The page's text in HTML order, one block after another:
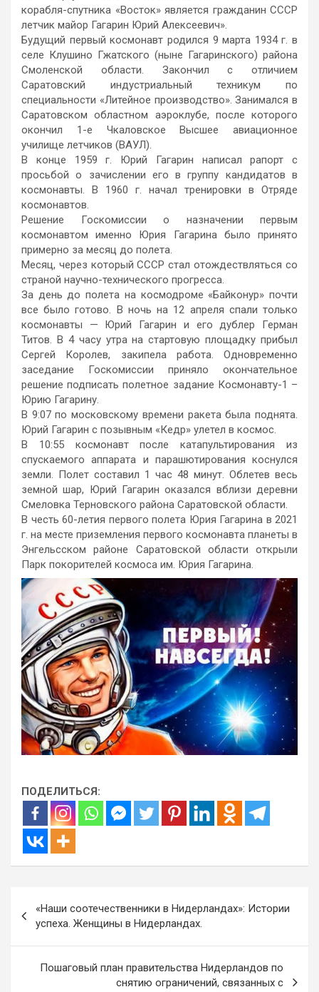
корабля-спутника «Восток» является гражданин СССР
летчик майор Гагарин Юрий Алексеевич».
Будущий первый космонавт родился 9 марта 1934 г. в
селе Клушино Гжатского (ныне Гагаринского) района
Смоленской области. Закончил с отличием
Саратовский индустриальный техникум по
специальности «Литейное производство». Занимался в
Саратовском областном аэроклубе, после которого
окончил 1-е Чкаловское Высшее авиационное
училище летчиков (ВАУЛ).
В конце 1959 г. Юрий Гагарин написал рапорт с
просьбой о зачислении его в группу кандидатов в
космонавты. В 1960 г. начал тренировки в Отряде
космонавтов.
Решение Госкомиссии о назначении первым
космонавтом именно Юрия Гагарина было принято
примерно за месяц до полета.
Месяц, через который СССР стал отождествляться со
страной научно-технического прогресса.
За день до полета на космодроме «Байконур» почти
все было готово. В ночь на 12 апреля спали только
космонавты — Юрий Гагарин и его дублер Герман
Титов. В 4 часу утра на стартовую площадку прибыл
Сергей Королев, закипела работа. Одновременно
заседание Госкомиссии приняло окончательное
решение подписать полетное задание Космонавту-1 –
Юрию Гагарину.
В 9:07 по московскому времени ракета была поднята.
Юрий Гагарин с позывным «Кедр» улетел в космос.
В 10:55 космонавт после катапультирования из
спускаемого аппарата и парашютирования коснулся
земли. Полет составил 1 час 48 минут. Облетев весь
земной шар, Юрий Гагарин оказался вблизи деревни
Смеловка Терновского района Саратовской области.
В честь 60-летия первого полета Юрия Гагарина в 2021
г. на месте приземления первого космонавта планеты в
Энгельсском районе Саратовской области открыли
Парк покорителей космоса им. Юрия Гагарина.
ПОДЕЛИТЬСЯ:
по
записям
«Наши соотечественники в Нидерландах»: Истории
успеха. Женщины в Нидерландах.
Пошаговый план правительства Нидерландов по
снятию ограничений, связанных с